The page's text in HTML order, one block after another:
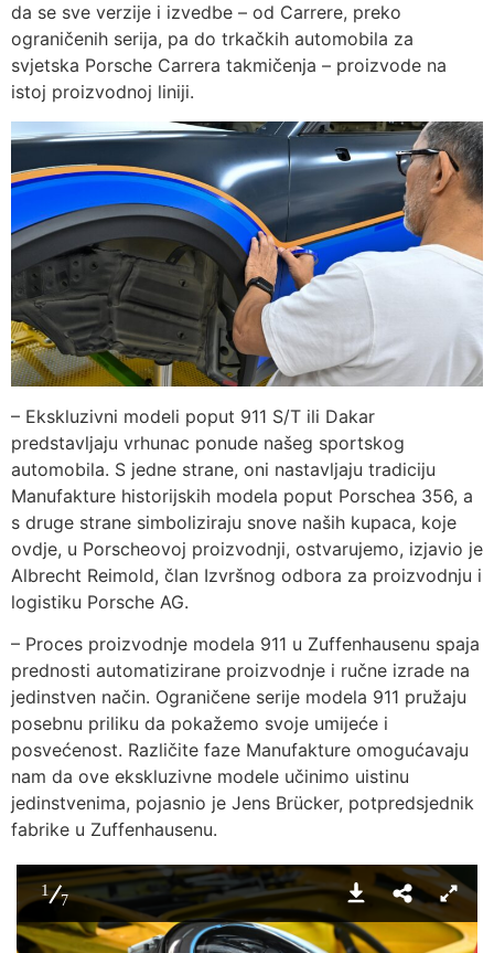
da se sve verzije i izvedbe – od Carrere, preko
ograničenih serija, pa do trkačkih automobila za
svjetska Porsche Carrera takmičenja – proizvode na
istoj proizvodnoj liniji.
– Ekskluzivni modeli poput 911 S/T ili Dakar
predstavljaju vrhunac ponude našeg sportskog
automobila. S jedne strane, oni nastavljaju tradiciju
Manufakture historijskih modela poput Porschea 356, a
s druge strane simboliziraju snove naših kupaca, koje
ovdje, u Porscheovoj proizvodnji, ostvarujemo, izjavio je
Albrecht Reimold, član Izvršnog odbora za proizvodnju i
logistiku Porsche AG.
– Proces proizvodnje modela 911 u Zuffenhausenu spaja
prednosti automatizirane proizvodnje i ručne izrade na
jedinstven način. Ograničene serije modela 911 pružaju
posebnu priliku da pokažemo svoje umijeće i
posvećenost. Različite faze Manufakture omogućavaju
nam da ove ekskluzivne modele učinimo uistinu
jedinstvenima, pojasnio je Jens Brücker, potpredsjednik
fabrike u Zuffenhausenu.
1
7